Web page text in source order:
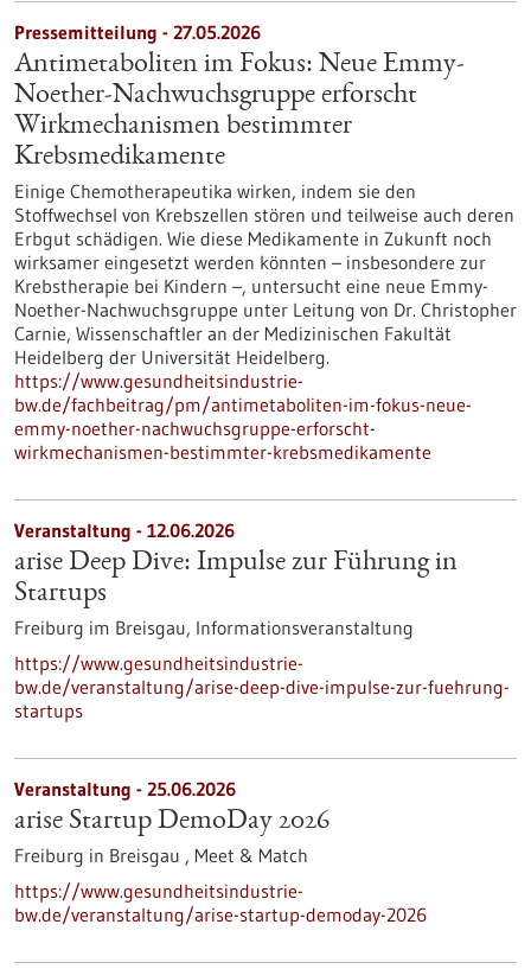
Pressemitteilung - 27.05.2026
Antimetaboliten im Fokus: Neue Emmy-
Noether-Nachwuchsgruppe erforscht
Wirkmechanismen bestimmter
Krebsmedikamente
Einige Chemotherapeutika wirken, indem sie den
Stoffwechsel von Krebszellen stören und teilweise auch deren
Erbgut schädigen. Wie diese Medikamente in Zukunft noch
wirksamer eingesetzt werden könnten – insbesondere zur
Krebstherapie bei Kindern –, untersucht eine neue Emmy-
Noether-Nachwuchsgruppe unter Leitung von Dr. Christopher
Carnie, Wissenschaftler an der Medizinischen Fakultät
Heidelberg der Universität Heidelberg.
https://www.gesundheitsindustrie-
bw.de/fachbeitrag/pm/antimetaboliten-im-fokus-neue-
emmy-noether-nachwuchsgruppe-erforscht-
wirkmechanismen-bestimmter-krebsmedikamente
Veranstaltung - 12.06.2026
arise Deep Dive: Impulse zur Führung in
Startups
Freiburg im Breisgau, Informationsveranstaltung
https://www.gesundheitsindustrie-
bw.de/veranstaltung/arise-deep-dive-impulse-zur-fuehrung-
startups
Veranstaltung - 25.06.2026
arise Startup DemoDay 2026
Freiburg in Breisgau , Meet & Match
https://www.gesundheitsindustrie-
bw.de/veranstaltung/arise-startup-demoday-2026